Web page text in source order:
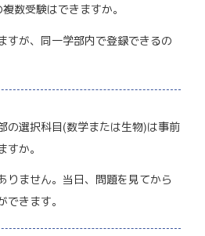
数受験はできますか。
すが、同一学部内で登録できるの
の選択科目(数学または生物)は事前
か。
りません。当日、問題を見てから
きます。